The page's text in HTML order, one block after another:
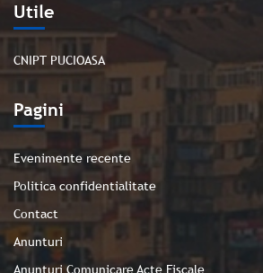
Utile
CNIPT PUCIOASA
Pagini
Evenimente recente
Politica confidentialitate
Contact
Anunturi
Anunturi Comunicare Acte Fiscale